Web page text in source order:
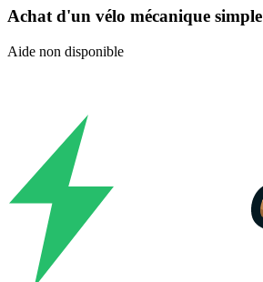
Achat d'un vélo mécanique simple
Aide non disponible